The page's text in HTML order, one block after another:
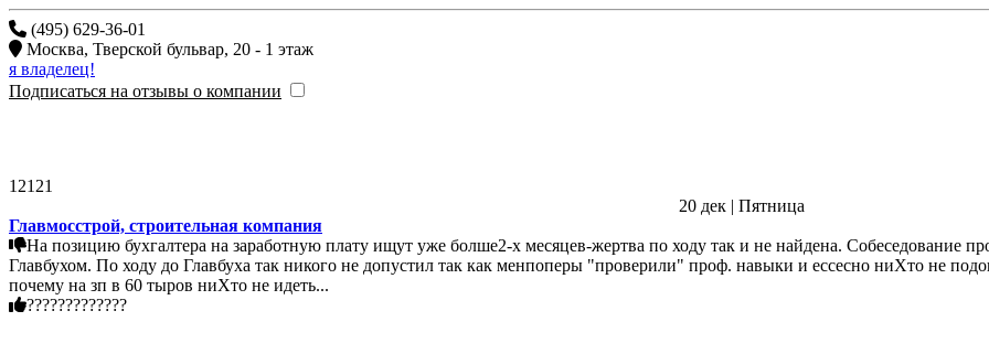
(495) 629-36-01
Москва, Тверской бульвар, 20 - 1 этаж
я владелец!
Подписаться на отзывы о компании
12121
20 дек | Пятница
Главмосстрой, строительная компания
На позицию бухгалтера на заработную плату ищут уже болше2-х месяцев-жертва по ходу так и не найдена. Собеседование проходит в несколько этапов сначало с менпоперами далее с
Главбухом. По ходу до Главбуха так никого не допустил так как менпоперы "проверили" проф. навыки и ессесно ниХто не подошел. Вакансия из разряда " Вечных" это когда не можеш понять
почему на зп в 60 тыров ниХто не идеть...
?????????????